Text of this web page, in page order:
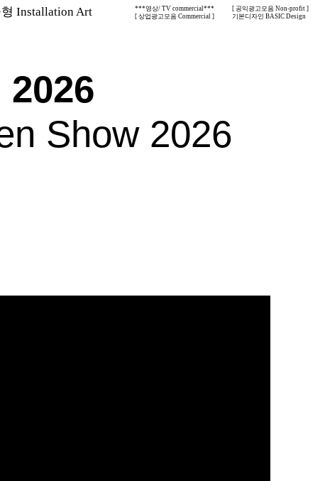
Installation Art ***영상/ TV commercial***
[ 공익광고모음 Non-profit ]
[ 상업광고모음 Commercial ]
기본디자인 BASIC Design
2026
Show 2026